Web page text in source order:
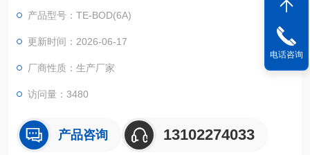
产品型号：TE-BOD(6A)
更新时间：2026-06-17
厂商性质：生产厂家
访问量：3480
产品咨询 13102274033
电话咨询